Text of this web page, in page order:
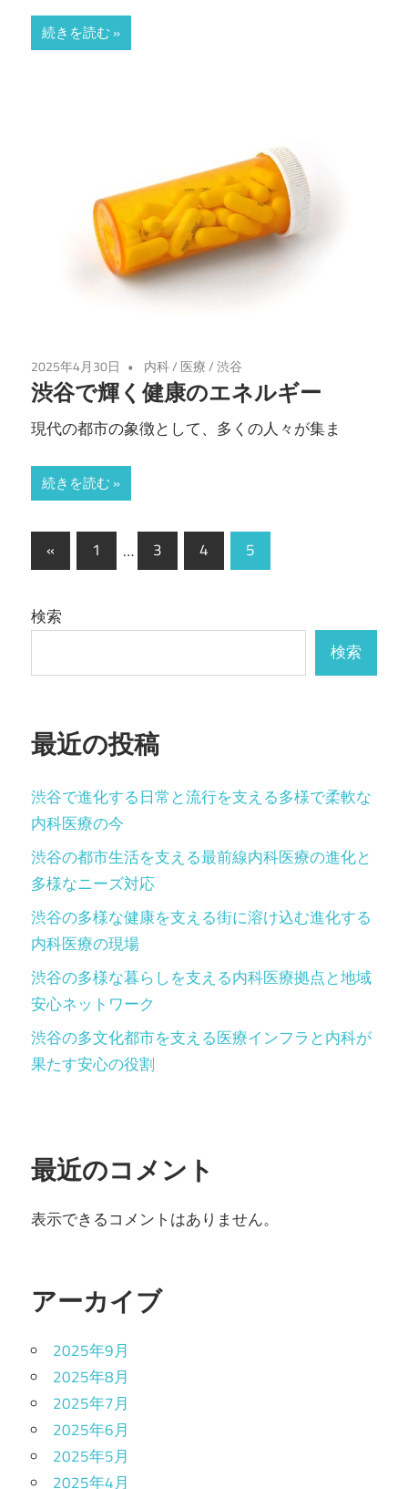
続きを読む
2025年4月30日 内科/ 医療/渋谷
渋谷で輝く健康のエネルギー
現代の都市の象徴として、多くの人々が集ま
続きを読む
投
の
ジ
送
り
«
の
記
事
1 … 3 4 5
検索
検索
最近の投稿
渋谷で進化する日常と流行を支える多様で柔軟な
内科医療の今
渋谷の都市生活を支える最前線内科医療の進化と
多様なニーズ対応
渋谷の多様な健康を支える街に溶け込む進化する
内科医療の現場
渋谷の多様な暮らしを支える内科医療拠点と地域
安心ネットワーク
渋谷の多文化都市を支える医療インフラと内科が
果たす安心の役割
最近のコメント
表示できるコメントはありません。
アーカイブ
2025年9月
2025年8月
2025年7月
2025年6月
2025年5月
2025年4月